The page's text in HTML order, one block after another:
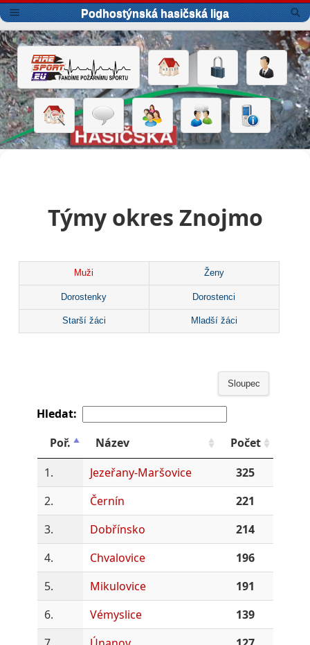
Podhostýnská hasičská liga
Týmy okres Znojmo
Muži Ženy
Dorostenky Dorostenci
Starší žáci Mladší žáci
Sloupec
Hledat:
Poř.
Název
Počet
1.
Jezeřany-Maršovice
325
2.
Černín
221
3.
Dobřínsko
214
4.
Chvalovice
196
5.
Mikulovice
191
6.
Vémyslice
139